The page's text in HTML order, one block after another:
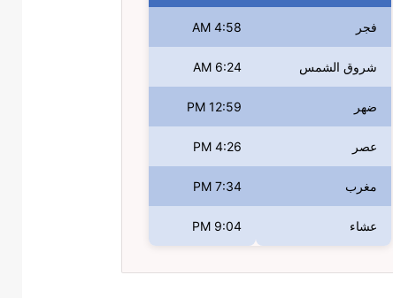
فجر 4:58 AM
شروق الشمس 6:24 AM
ضهر 12:59 PM
عصر 4:26 PM
مغرب 7:34 PM
عشاء 9:04 PM